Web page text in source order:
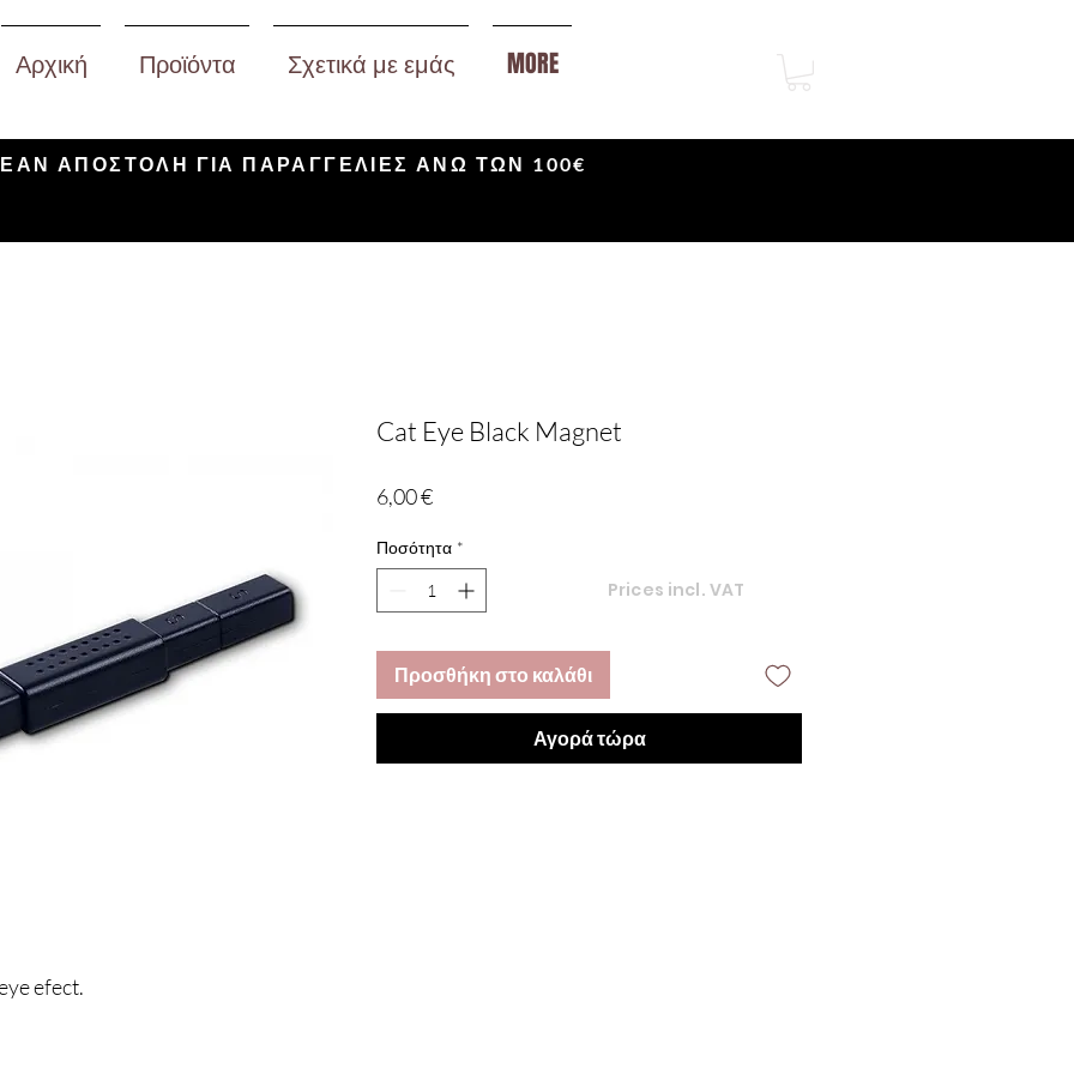
Αρχική Προϊόντα Σχετικά με εμάς MORE
ΑΠΟΣΤΟΛΗ ΓΙΑ ΠΑΡΑΓΓΕΛΙΕΣ ΑΝΩ ΤΩΝ 100€
efect.
Cat Eye Black Magnet
6,00 €Τιμή
Ποσότητα *
Προσθήκη στο καλάθι
Αγορά τώρα
Prices incl. VAT